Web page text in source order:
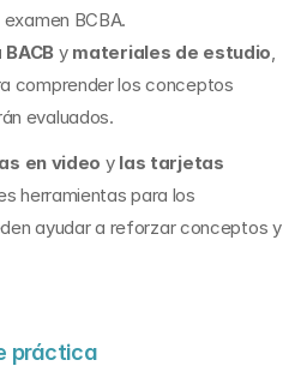
BCBA.
y materiales de estudio,
comprender los conceptos
evaluados.
en video y las tarjetas
herramientas para los
ayudar a reforzar conceptos y
práctica